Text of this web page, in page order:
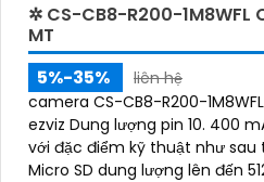
✲ CS-CB8-R200-1M8WFL
MT
5%-35%
liên hệ
camera CS-CB8-R200-
ezviz Dung lượng pin 10. 400
với đặc điểm kỹ thuật như
Micro SD dung lượng lên đến